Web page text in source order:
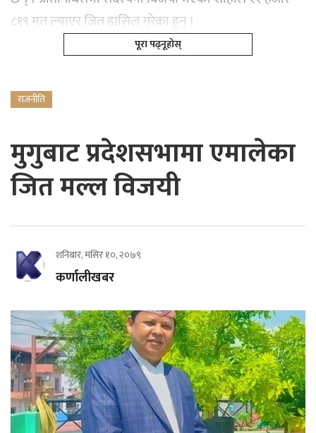
८१९ मत ल्याएर जित हासिल गरेका हुन् ।
पूरा पढ्नूहोस्
राजनीति
मुगुबाट प्रदेशसभामा एमालेका
जित मल्ल विजयी
शनिबार, मंसिर १०, २०७९
कर्णालीखबर